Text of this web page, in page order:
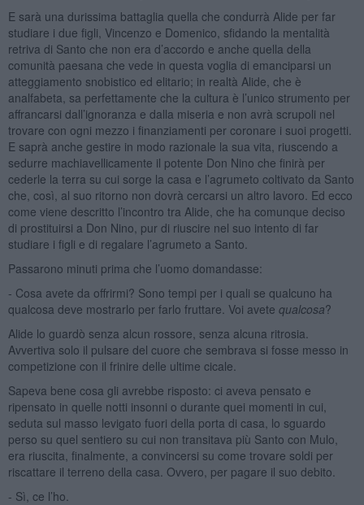
E sarà una durissima battaglia quella che condurrà Alide per far
studiare i due figli, Vincenzo e Domenico, sfidando la mentalità
retriva di Santo che non era d’accordo e anche quella della
comunità paesana che vede in questa voglia di emanciparsi un
atteggiamento snobistico ed elitario; in realtà Alide, che è
analfabeta, sa perfettamente che la cultura è l’unico strumento per
affrancarsi dall’ignoranza e dalla miseria e non avrà scrupoli nel
trovare con ogni mezzo i finanziamenti per coronare i suoi progetti.
E saprà anche gestire in modo razionale la sua vita, riuscendo a
sedurre machiavellicamente il potente Don Nino che finirà per
cederle la terra su cui sorge la casa e l’agrumeto coltivato da Santo
che, così, al suo ritorno non dovrà cercarsi un altro lavoro. Ed ecco
come viene descritto l’incontro tra Alide, che ha comunque deciso
di prostituirsi a Don Nino, pur di riuscire nel suo intento di far
studiare i figli e di regalare l’agrumeto a Santo.
Passarono minuti prima che l’uomo domandasse:
- Cosa avete da offrirmi? Sono tempi per i quali se qualcuno ha
qualcosa deve mostrarlo per farlo fruttare. Voi avete qualcosa?
Alide lo guardò senza alcun rossore, senza alcuna ritrosia.
Avvertiva solo il pulsare del cuore che sembrava si fosse messo in
competizione con il frinire delle ultime cicale.
Sapeva bene cosa gli avrebbe risposto: ci aveva pensato e
ripensato in quelle notti insonni o durante quei momenti in cui,
seduta sul masso levigato fuori della porta di casa, lo sguardo
perso su quel sentiero su cui non transitava più Santo con Mulo,
era riuscita, finalmente, a convincersi su come trovare soldi per
riscattare il terreno della casa. Ovvero, per pagare il suo debito.
- Sì, ce l’ho.